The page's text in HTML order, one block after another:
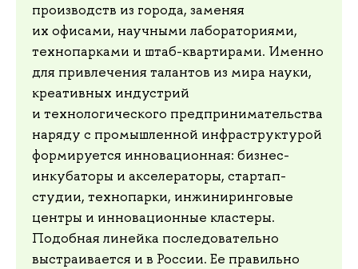
производств из города, заменяя
их офисами, научными лабораториями,
технопарками и штаб-квартирами. Именно
для привлечения талантов из мира науки,
креативных индустрий
и технологического предпринимательства
наряду с промышленной инфраструктурой
формируется инновационная: бизнес-
инкубаторы и акселераторы, стартап-
студии, технопарки, инжиниринговые
центры и инновационные кластеры.
Подобная линейка последовательно
выстраивается и в России. Ее правильно